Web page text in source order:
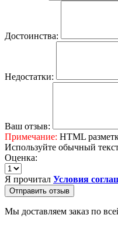
Достоинства:
Недостатки:
Ваш отзыв:
Примечание: HTML
Используйте обычный
Оценка:
Я прочитал Условия
Отправить отзыв
Мы доставляем заказ по